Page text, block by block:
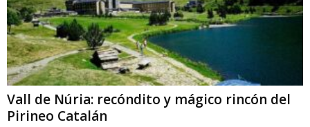
Vall de Núria: recóndito y mágico rincón del
Pirineo Catalán